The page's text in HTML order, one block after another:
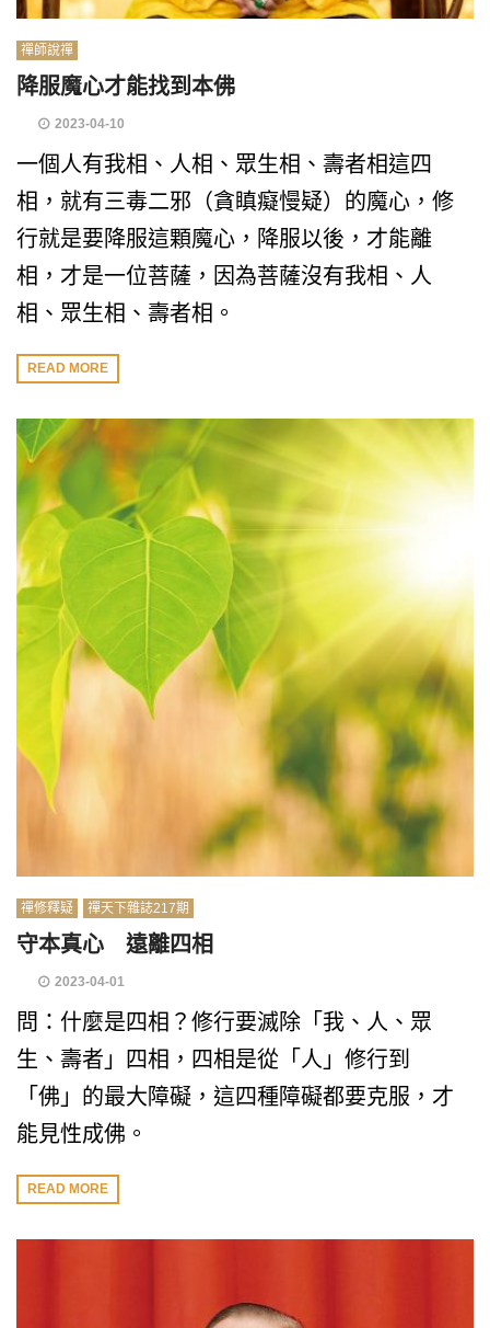
禪師說禪
降服魔心才能找到本佛
2023-04-10
一個人有我相、人相、眾生相、壽者相這四
相，就有三毒二邪（貪瞋癡慢疑）的魔心，修
行就是要降服這顆魔心，降服以後，才能離
相，才是一位菩薩，因為菩薩沒有我相、人
相、眾生相、壽者相。
READ MORE
禪修釋疑 禪天下雜誌217期
守本真心 遠離四相
2023-04-01
問：什麼是四相？修行要滅除「我、人、眾
生、壽者」四相，四相是從「人」修行到
「佛」的最大障礙，這四種障礙都要克服，才
能見性成佛。
READ MORE